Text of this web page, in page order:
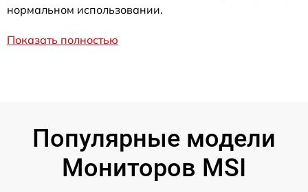
нормальном использовании.
Показать полностью
Популярные модели
Мониторов MSI